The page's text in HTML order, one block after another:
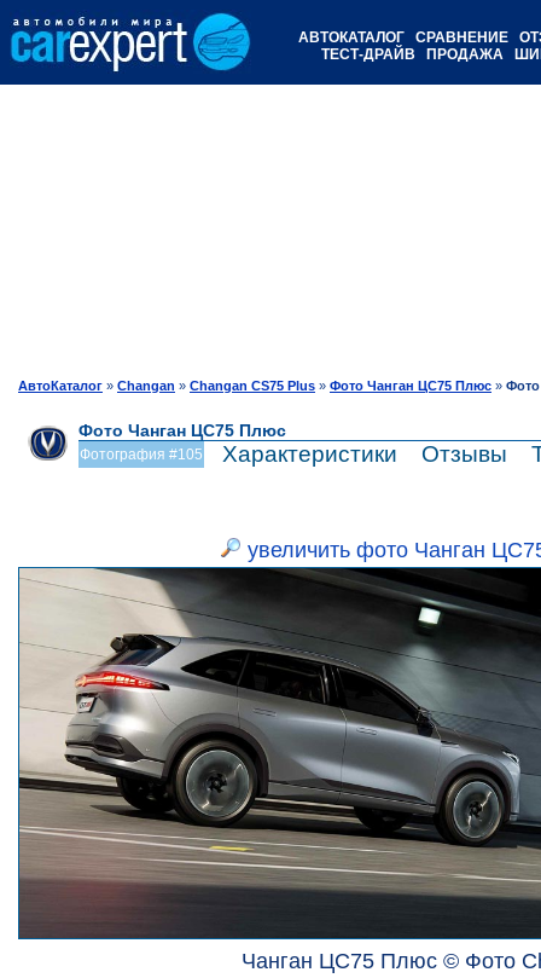
АВТОКАТАЛОГ СРАВНЕНИЕ
ТЕСТ-ДРАЙВ
ПРОДАЖА
АвтоКаталог » Changan » Changan CS75 Plus » Фото Чанган ЦС75 Плюс » Фото
Фото Чанган ЦС75 Плюс
Фотография #105 Характеристики Отзывы
увеличить фото Чанган
Чанган ЦС75 Плюс © Фото